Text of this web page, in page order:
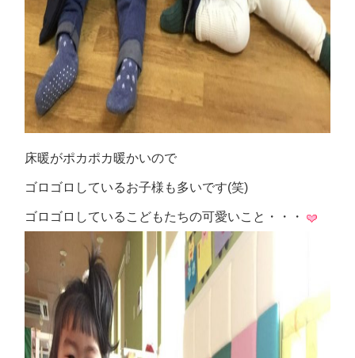
床暖がポカポカ暖かいので
ゴロゴロしているお子様も多いです(笑)
ゴロゴロしているこどもたちの可愛いこと・・・